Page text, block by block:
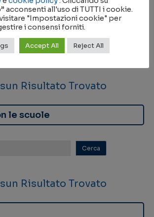
Risultato Trovato
le scuole
Risultato Trovato
acconsenti all'uso di TUTTI i cookie.
"Impostazioni cookie" per
i consensi forniti.
Accept All Reject All